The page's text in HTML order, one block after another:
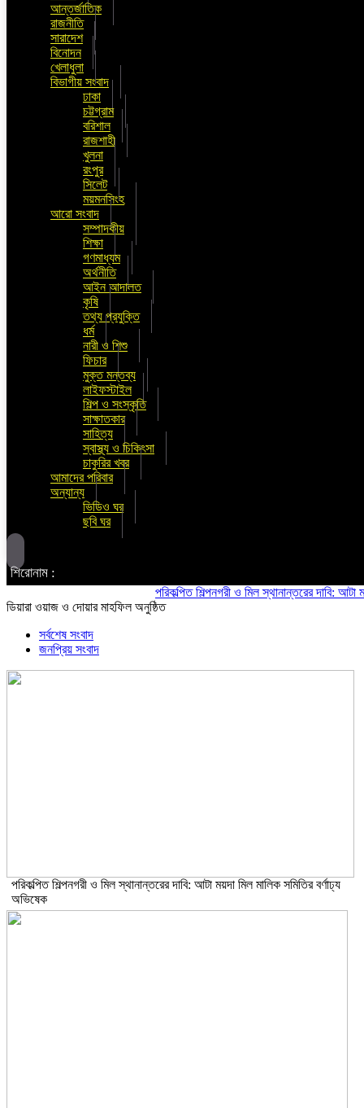
আন্তর্জাতিক
রাজনীতি
সারাদেশ
বিনোদন
খেলাধুলা
বিভাগীয় সংবাদ
ঢাকা
চট্টগ্রাম
বরিশাল
রাজশাহী
খুলনা
রংপুর
সিলেট
ময়মনসিংহ
আরো সংবাদ
সম্পাদকীয়
শিক্ষা
গণমাধ্যম
অর্থনীতি
আইন আদালত
কৃষি
তথ্য প্রযুক্তি
ধর্ম
নারী ও শিশু
ফিচার
মুক্ত মন্তব্য
লাইফস্টাইল
শিল্প ও সংস্কৃতি
সাক্ষাতকার
সাহিত্য
স্বাস্থ্য ও চিকিৎসা
চাকুরির খবর
আমাদের পরিবার
অন্যান্য
ভিডিও ঘর
ছবি ঘর
শিরোনাম :
পরিকল্পিত শিল্পনগরী ও মিল স্থানান্তরের দাবি: আটা ময়দা
ডিয়ারা ওয়াজ ও দোয়ার মাহফিল অনুষ্ঠিত
সর্বশেষ সংবাদ
জনপ্রিয় সংবাদ
পরিকল্পিত শিল্পনগরী ও মিল স্থানান্তরের দাবি: আটা ময়দা মিল মালিক সমিতির বর্ণাঢ্য
অভিষেক